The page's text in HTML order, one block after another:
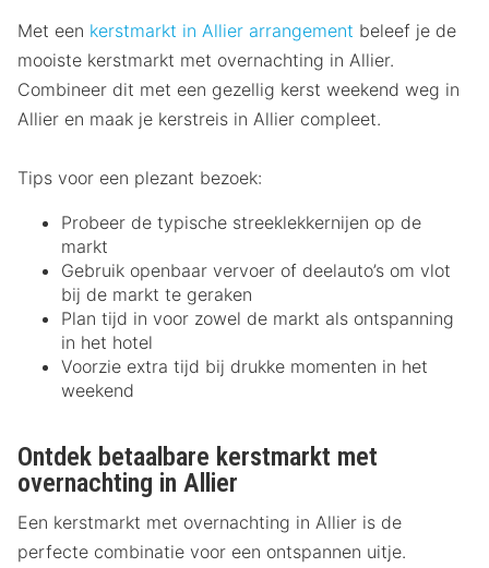
Met een kerstmarkt in Allier arrangement beleef je de
mooiste kerstmarkt met overnachting in Allier.
Combineer dit met een gezellig kerst weekend weg in
Allier en maak je kerstreis in Allier compleet.
Tips voor een plezant bezoek:
Probeer de typische streeklekkernijen op de
markt
Gebruik openbaar vervoer of deelauto’s om vlot
bij de markt te geraken
Plan tijd in voor zowel de markt als ontspanning
in het hotel
Voorzie extra tijd bij drukke momenten in het
weekend
Ontdek betaalbare kerstmarkt met
overnachting in Allier
Een kerstmarkt met overnachting in Allier is de
perfecte combinatie voor een ontspannen uitje.